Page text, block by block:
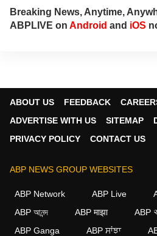
Breaking News, Anytime,
ABPLIVE on Android and iOS
ABOUT US FEEDBACK
ADVERTISE WITH US
SITEMAP
PRIVACY POLICY
CONTACT US
ABP NEWS GROUP WEBSITES
ABP Network ABP Live
ABP আনন্দ
ABP माझा
ABP
ABP Ganga
ABP ਸਾਂਝਾ